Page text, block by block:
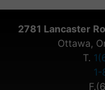
2781 Lancaster
Ottawa,
T.